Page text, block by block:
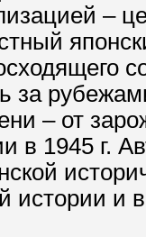
–
за
– от
в 1945 г.
истории и